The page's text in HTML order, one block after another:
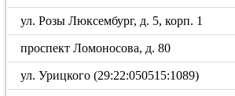
ул. Розы Люксембург, д. 5, корп. 1
проспект Ломоносова, д. 80
ул. Урицкого (29:22:050515:1089)